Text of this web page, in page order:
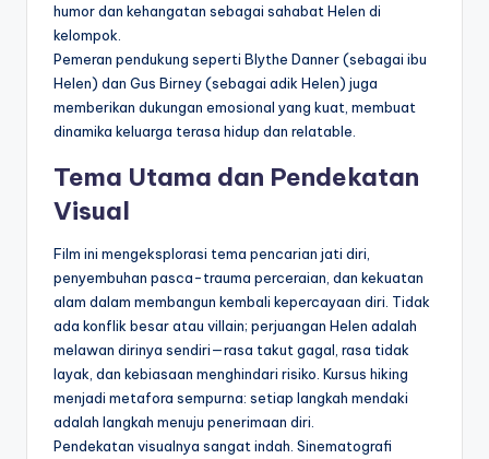
humor dan kehangatan sebagai sahabat Helen di
kelompok.
Pemeran pendukung seperti Blythe Danner (sebagai ibu
Helen) dan Gus Birney (sebagai adik Helen) juga
memberikan dukungan emosional yang kuat, membuat
dinamika keluarga terasa hidup dan relatable.
Tema Utama dan Pendekatan
Visual
Film ini mengeksplorasi tema pencarian jati diri,
penyembuhan pasca-trauma perceraian, dan kekuatan
alam dalam membangun kembali kepercayaan diri. Tidak
ada konflik besar atau villain; perjuangan Helen adalah
melawan dirinya sendiri—rasa takut gagal, rasa tidak
layak, dan kebiasaan menghindari risiko. Kursus hiking
menjadi metafora sempurna: setiap langkah mendaki
adalah langkah menuju penerimaan diri.
Pendekatan visualnya sangat indah. Sinematografi